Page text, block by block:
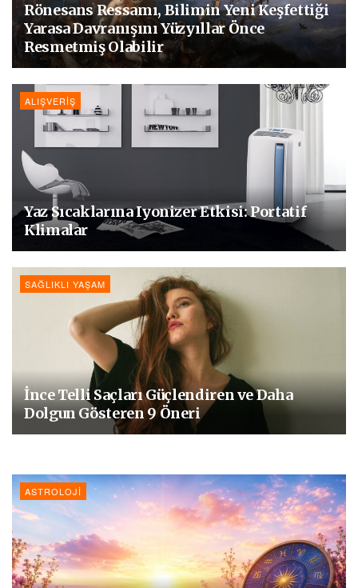
Rönesans Ressamı, Bilimin Yeni Keşfettiği
Yarasa Davranışını Yüzyıllar Önce
Resmetmiş Olabilir
ALIŞVERIŞ
Yaz Sıcaklarına Iyonizer Etkisi: Portatif
Klimalar
SAĞLIKLI YAŞAM
İnce Telli Saçları Güçlendiren ve Daha
Dolgun Gösteren 9 Öneri
ASTROLOJI